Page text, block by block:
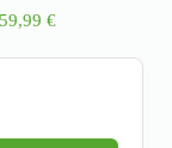
59,99 €